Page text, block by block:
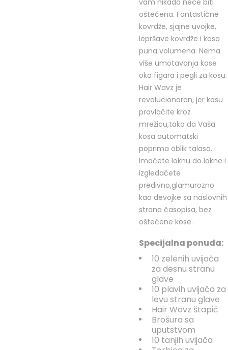
vam nikada nece biti
oštećena. Fantastične
kovrdže, sjajne uvojke,
lepršave kovrdže i kosa
puna volumena. Nema
više umotavanja kose
oko figara i pegli za kosu.
Hair Wavz je
revolucionaran, jer kosu
provlačite kroz
mrežicu,tako da Vaša
kosa automatski
poprima oblik talasa.
Imaćete loknu do lokne i
izgledaćete
predivno,glamurozno
kao devojke sa naslovnih
strana časopisa, bez
oštećene kose.
Specijalna ponuda:
10 zelenih uvijača
za desnu stranu
glave
10 plavih uvijača za
levu stranu glave
Hair Wavz štapić
Brošura sa
uputstvom
10 tanjih uvijača